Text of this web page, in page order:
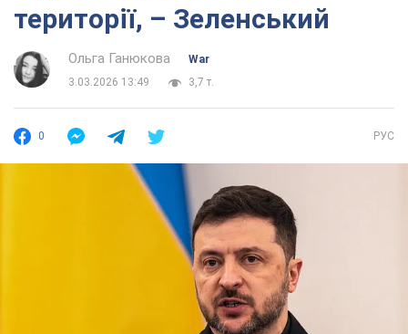
території, – Зеленський
Ольга Ганюкова
War
3.03.2026 13:49
3,7 т.
0 РУС